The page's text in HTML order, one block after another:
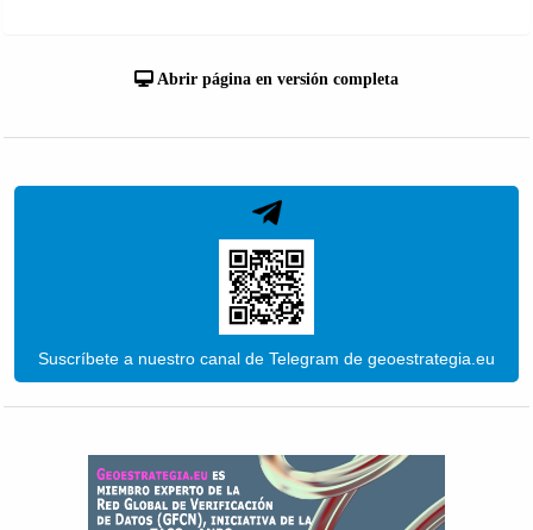
Abrir página en versión completa
Suscríbete a nuestro canal de Telegram de geoestrategia.eu